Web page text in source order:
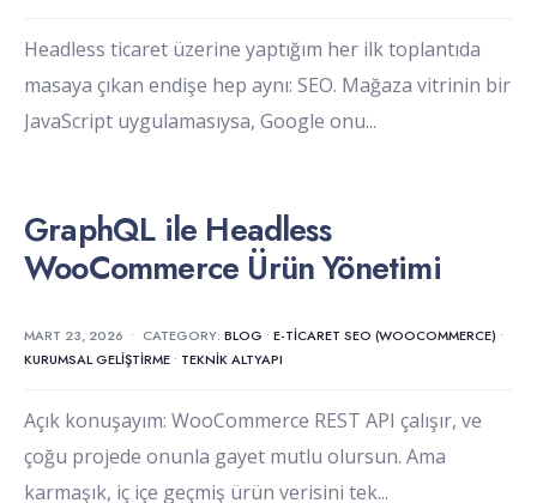
Headless ticaret üzerine yaptığım her ilk toplantıda
masaya çıkan endişe hep aynı: SEO. Mağaza vitrinin bir
JavaScript uygulamasıysa, Google onu...
GraphQL ile Headless
WooCommerce Ürün Yönetimi
MART 23, 2026 • CATEGORY: BLOG • E-TICARET SEO (WOOCOMMERCE) •
KURUMSAL GELIŞTIRME • TEKNIK ALTYAPI
Açık konuşayım: WooCommerce REST API çalışır, ve
çoğu projede onunla gayet mutlu olursun. Ama
karmaşık, iç içe geçmiş ürün verisini tek...